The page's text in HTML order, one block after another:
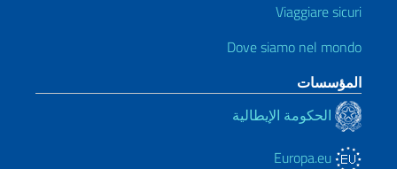
Viaggiare sicuri
Dove siamo nel mondo
المؤسسات
الحكومة الإيطالية